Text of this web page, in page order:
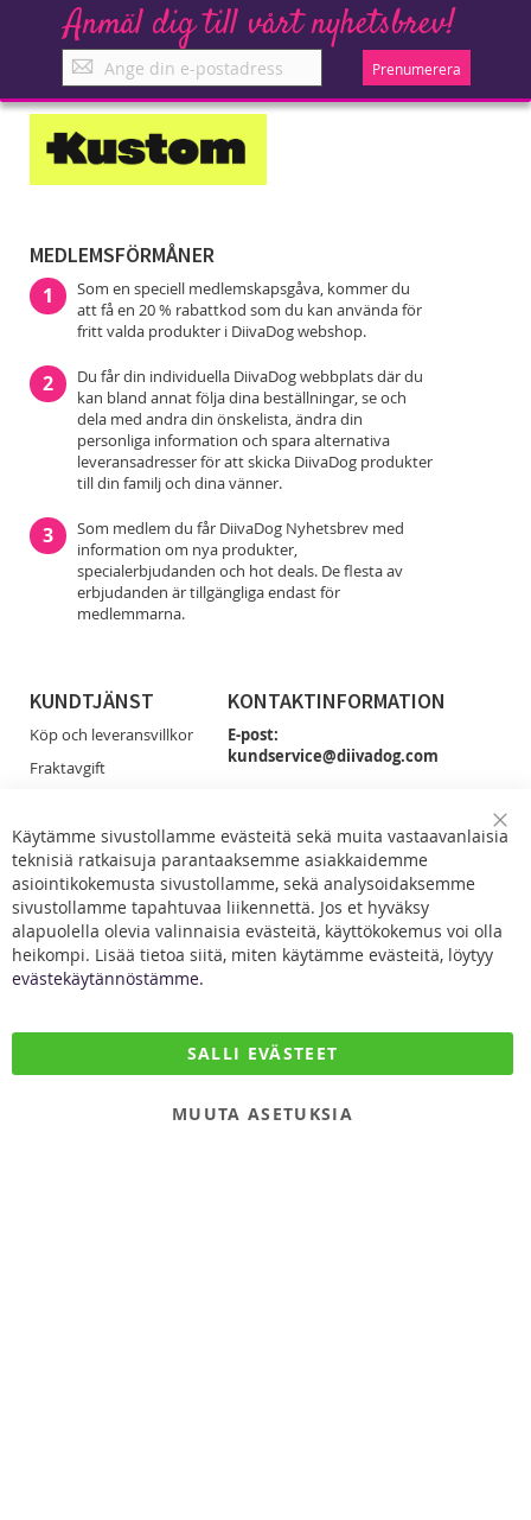
Anmäl dig till vårt nyhetsbrev!
Anmäl
dig
till
vårt
nyhetsbrev!
Prenumerera
MEDLEMSFÖRMÅNER
1
Som en speciell medlemskapsgåva, kommer du
att få en 20 % rabattkod som du kan använda för
fritt valda produkter i DiivaDog webshop.
2
Du får din individuella DiivaDog webbplats där du
kan bland annat följa dina beställningar, se och
dela med andra din önskelista, ändra din
personliga information och spara alternativa
leveransadresser för att skicka DiivaDog produkter
till din familj och dina vänner.
3
Som medlem du får DiivaDog Nyhetsbrev med
information om nya produkter,
specialerbjudanden och hot deals. De flesta av
erbjudanden är tillgängliga endast för
medlemmarna.
KUNDTJÄNST
Köp och leveransvillkor
Fraktavgift
Dataskydd
Kontakta oss
KONTAKTINFORMATION
E-post:
kundservice@diivadog.com
Facebook
DiivaDog & Co.
Kirjurintie 16
Finland
Käytämme sivustollamme evästeitä sekä muita vastaavanlaisia
teknisiä ratkaisuja parantaaksemme asiakkaidemme
asiointikokemusta sivustollamme, sekä analysoidaksemme
sivustollamme tapahtuvaa liikennettä. Jos et hyväksy
alapuolella olevia valinnaisia evästeitä, käyttökokemus voi olla
heikompi. Lisää tietoa siitä, miten käytämme evästeitä, löytyy
evästekäytännöstämme.
SALLI EVÄSTEET
MUUTA ASETUKSIA